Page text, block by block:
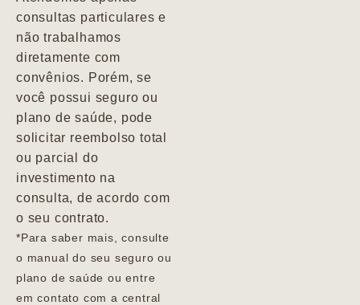
consultas particulares e
não trabalhamos
diretamente com
convênios. Porém, se
você possui seguro ou
plano de saúde, pode
solicitar reembolso total
ou parcial do
investimento na
consulta, de acordo com
o seu contrato.
*Para saber mais, consulte
o manual do seu seguro ou
plano de saúde ou entre
em contato com a central